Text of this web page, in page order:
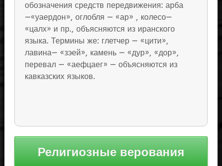
обозначения средств передвижения: арба
—«уаердон», оглобля — «ар» , колесо—
«цалх» и пр., объясняются из иранского
языка. Термины же: глетчер — «цити»,
лавина— «зэей», камень — «дур», «дор»,
перевал — «аефцаег» — объясняются из
кавказских языков.
Навигация
по
Религиозные верования